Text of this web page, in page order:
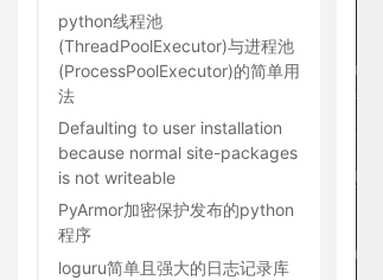
python线程池
(ThreadPoolExecutor)与进程池
(ProcessPoolExecutor)的简单用
法
Defaulting to user installation
because normal site-packages
is not writeable
PyArmor加密保护发布的python
程序
loguru简单且强大的日志记录库